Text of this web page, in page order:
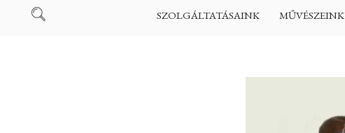
SZOLGÁLTATÁSAINK MŰVÉSZEINK